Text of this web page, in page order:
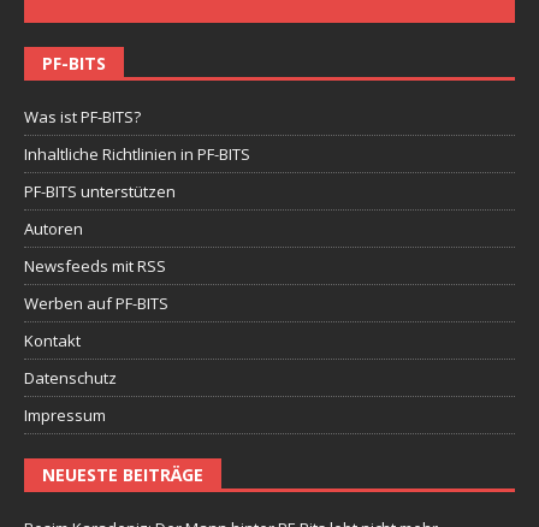
PF-BITS
Was ist PF-BITS?
Inhaltliche Richtlinien in PF-BITS
PF-BITS unterstützen
Autoren
Newsfeeds mit RSS
Werben auf PF-BITS
Kontakt
Datenschutz
Impressum
NEUESTE BEITRÄGE